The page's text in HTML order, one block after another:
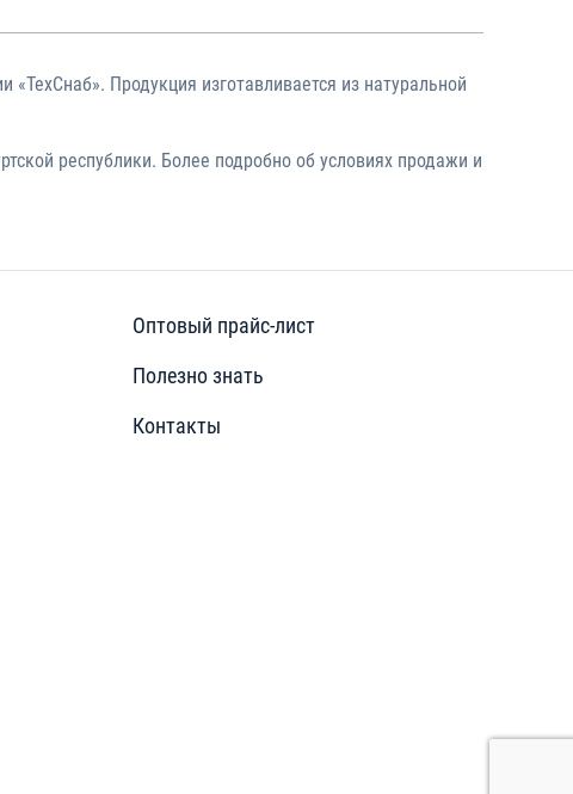
Продукция изготавливается из натуральной
республики. Более подробно об условиях продажи и
Оптовый прайс-лист
Полезно знать
Контакты